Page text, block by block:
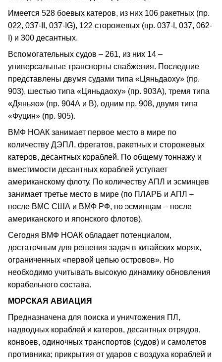
Имеется 528 боевых катеров, из них 106 ракетных (пр.
022, 037-II, 037-IG), 122 сторожевых (пр. 037-I, 037, 062-
I) и 300 десантных.
Вспомогательных судов – 261, из них 14 –
универсальные транспорты снабжения. Последние
представлены двумя судами типа «Цяньдаоху» (пр.
903), шестью типа «Цяньдаоху» (пр. 903А), тремя типа
«Дяньяо» (пр. 904А и В), одним пр. 908, двумя типа
«Фуцин» (пр. 905).
ВМФ НОАК занимает первое место в мире по
количеству ДЭПЛ, фрегатов, ракетных и сторожевых
катеров, десантных кораблей. По общему тоннажу и
вместимости десантных кораблей уступает
американскому флоту. По количеству АПЛ и эсминцев
занимает третье место в мире (по ПЛАРБ и АПЛ –
после ВМС США и ВМФ РФ, по эсминцам – после
американского и японского флотов).
Сегодня ВМФ НОАК обладает потенциалом,
достаточным для решения задач в китайских морях,
ограниченных «первой цепью островов». Но
необходимо учитывать высокую динамику обновления
корабельного состава.
МОРСКАЯ АВИАЦИЯ
Предназначена для поиска и уничтожения ПЛ,
надводных кораблей и катеров, десантных отрядов,
конвоев, одиночных транспортов (судов) и самолетов
противника; прикрытия от ударов с воздуха кораблей и